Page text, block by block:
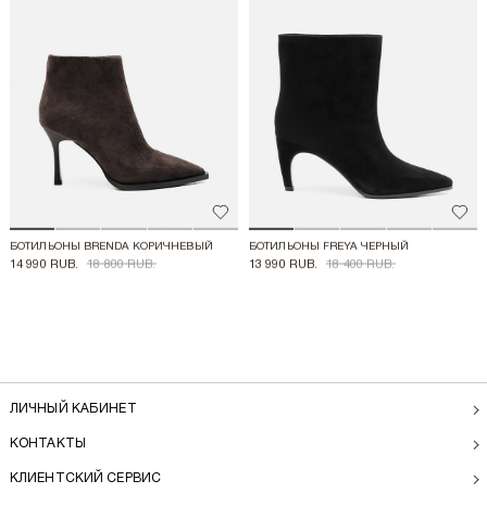
Добавить в избранное
БОТИЛЬОНЫ BRENDA КОРИЧНЕВЫЙ
14 990 RUB. 18 800 RUB.
БОТИЛЬОНЫ FREYA ЧЕРНЫЙ
13 990 RUB. 18 400 RUB.
ЛИЧНЫЙ КАБИНЕТ
КОНТАКТЫ
КЛИЕНТСКИЙ СЕРВИС